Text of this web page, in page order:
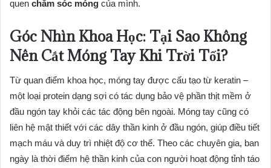
quen chăm sóc móng của mình.
Góc Nhìn Khoa Học: Tại Sao Không
Nên Cắt Móng Tay Khi Trời Tối?
Từ quan điểm khoa học, móng tay được cấu tạo từ keratin –
một loại protein dạng sợi có tác dụng bảo vệ phần thịt mềm ở
đầu ngón tay khỏi các tác động bên ngoài. Móng tay cũng có
liên hệ mật thiết với các dây thần kinh ở đầu ngón, giúp điều tiết
mạch máu và duy trì nhiệt độ cơ thể. Theo các chuyên gia, ban
ngày là thời điểm hệ thần kinh của con người hoạt động tỉnh táo